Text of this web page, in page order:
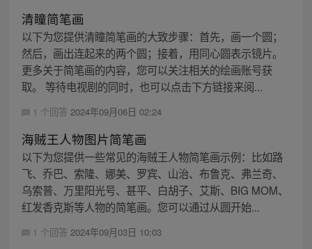
清瞳简笔画
以下为您提供清瞳简笔画的大致步骤：首先，画一个圆；
然后，画出连起来的两个圆；接着，用同心圆表示镜片。
更多关于简笔画的内容，您可以关注相关的绘画账号获
取。 等待电视剧的同时，也可以点击下方链接来阅...
1 个回答 2024年09月06日 02:24
海贼王人物图片简笔画
以下为您提供一些常见的海贼王人物简笔画示例：比如路
飞、乔巴、索隆、娜美、罗宾、山治、布鲁克、弗兰奇、
乌索普、万里阳光号、甚平、白胡子、艾斯、BIG MOM、
红发香克斯等人物的简笔画。您可以通过从圆开始...
1 个回答 2024年09月03日 10:03